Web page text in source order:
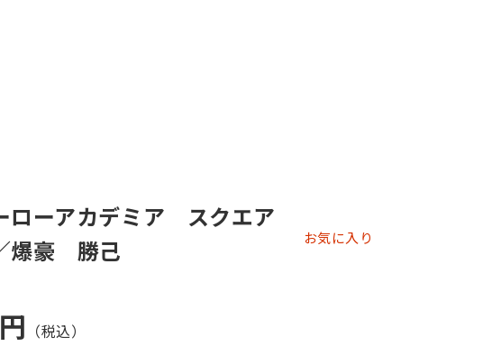
ローアカデミア スクエア
爆豪 勝己
お気に入り